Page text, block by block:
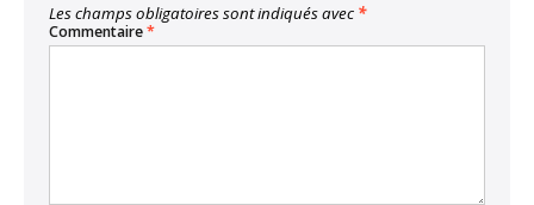
Les champs obligatoires sont indiqués avec *
Commentaire*